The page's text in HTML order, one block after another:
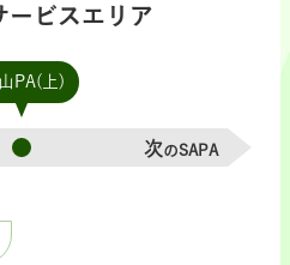
ービスエリア
PA(上)
次のSAPA